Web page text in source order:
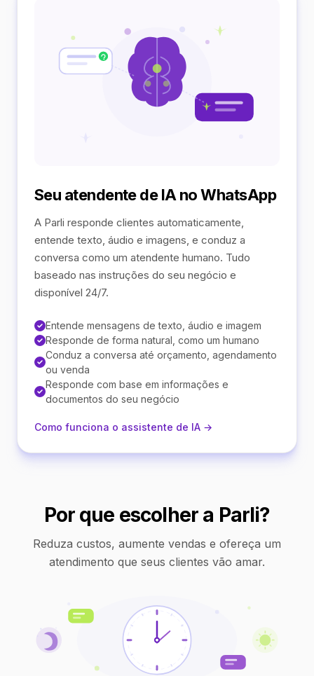
Seu atendente de IA no WhatsApp
A Parli responde clientes automaticamente,
entende texto, áudio e imagens, e conduz a
conversa como um atendente humano. Tudo
baseado nas instruções do seu negócio e
disponível 24/7.
Entende mensagens de texto, áudio e imagem
Responde de forma natural, como um humano
Conduz a conversa até orçamento, agendamento
ou venda
Responde com base em informações e
documentos do seu negócio
Como funciona o assistente de IA →
Por que escolher a Parli?
Reduza custos, aumente vendas e ofereça um
atendimento que seus clientes vão amar.